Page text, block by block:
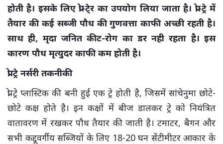
होती है। इसके लिए प्रो-टे्र का उपयोग लिया जाता है। प्रो-ट्रे में
तैयार की कई सब्जी पौध की गुणवत्ता काफी अच्छी रहती है।
साथ ही, मृदा जनित कीट-रोग का डर नही रहता है। इस
कारण पौध मृत्युदर काफी कम होती है।
प्रो ट्रे नर्सरी तकनीकी
प्रो ट्रे प्लास्टिक की बनी हुई एक ट्रे होती है, जिसमें सांचेनुमा छोटे-
छोटे कक्ष होते है। इन कक्षों में बीज डालकर ट्रे को नियंत्रित
वातावरण में रखकर पौध तैयार की जाती है। टमाटर, बैगन और
सभी कद्दूवर्गीय सब्जियों के लिए 18-20 घन सेंटीमीटर आकार के